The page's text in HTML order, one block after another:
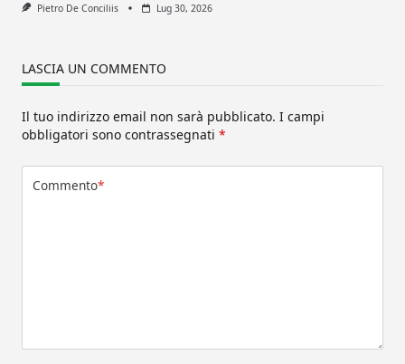
Pietro De Conciliis Lug 30, 2026
LASCIA UN COMMENTO
Il tuo indirizzo email non sarà pubblicato. I campi
obbligatori sono contrassegnati *
Commento*